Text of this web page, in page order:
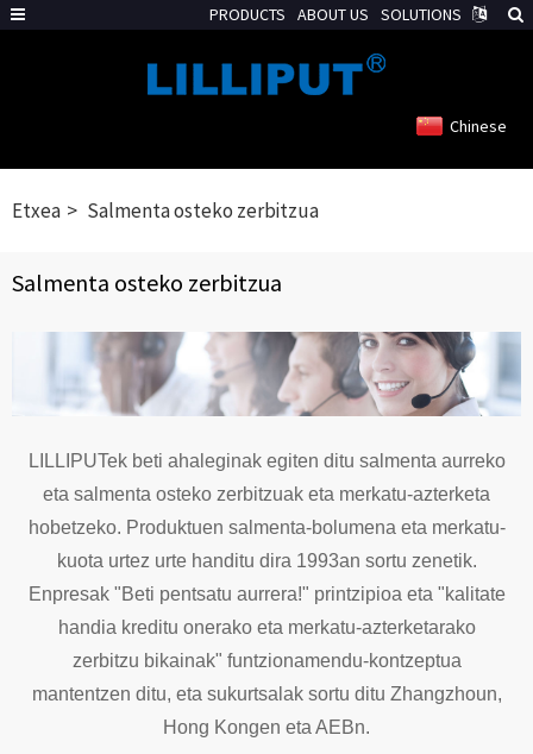
Chinese
Etxea Salmenta osteko zerbitzua
Salmenta osteko zerbitzua
LILLIPUTek beti ahaleginak egiten ditu salmenta aurreko
eta salmenta osteko zerbitzuak eta merkatu-azterketa
hobetzeko. Produktuen salmenta-bolumena eta merkatu-
kuota urtez urte handitu dira 1993an sortu zenetik.
Enpresak "Beti pentsatu aurrera!" printzipioa eta "kalitate
handia kreditu onerako eta merkatu-azterketarako
zerbitzu bikainak" funtzionamendu-kontzeptua
mantentzen ditu, eta sukurtsalak sortu ditu Zhangzhoun,
Hong Kongen eta AEBn.
PRODUCTS ABOUT US SOLUTIONS